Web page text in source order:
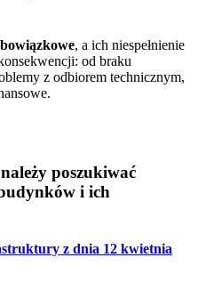
, a ich niespełnienie
od braku
z odbiorem technicznym,
poszukiwać
i ich
z dnia 12 kwietnia